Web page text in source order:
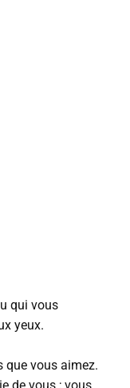
qui vous
yeux.
que vous aimez.